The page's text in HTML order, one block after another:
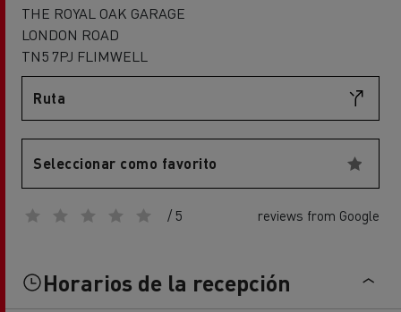
THE ROYAL OAK GARAGE
LONDON ROAD
TN5 7PJ FLIMWELL
Ruta
Seleccionar como favorito
/ 5 reviews from Google
Horarios de la recepción